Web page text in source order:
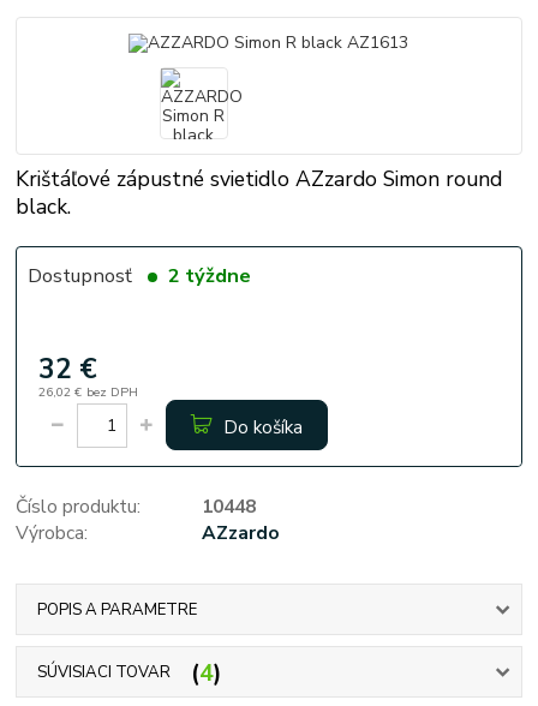
Krištáľové zápustné svietidlo AZzardo Simon round
black.
Dostupnosť 2 týždne
32 €
26,02 € bez DPH
Do košíka
Číslo produktu:
10448
Výrobca:
AZzardo
POPIS A PARAMETRE
SÚVISIACI TOVAR 4